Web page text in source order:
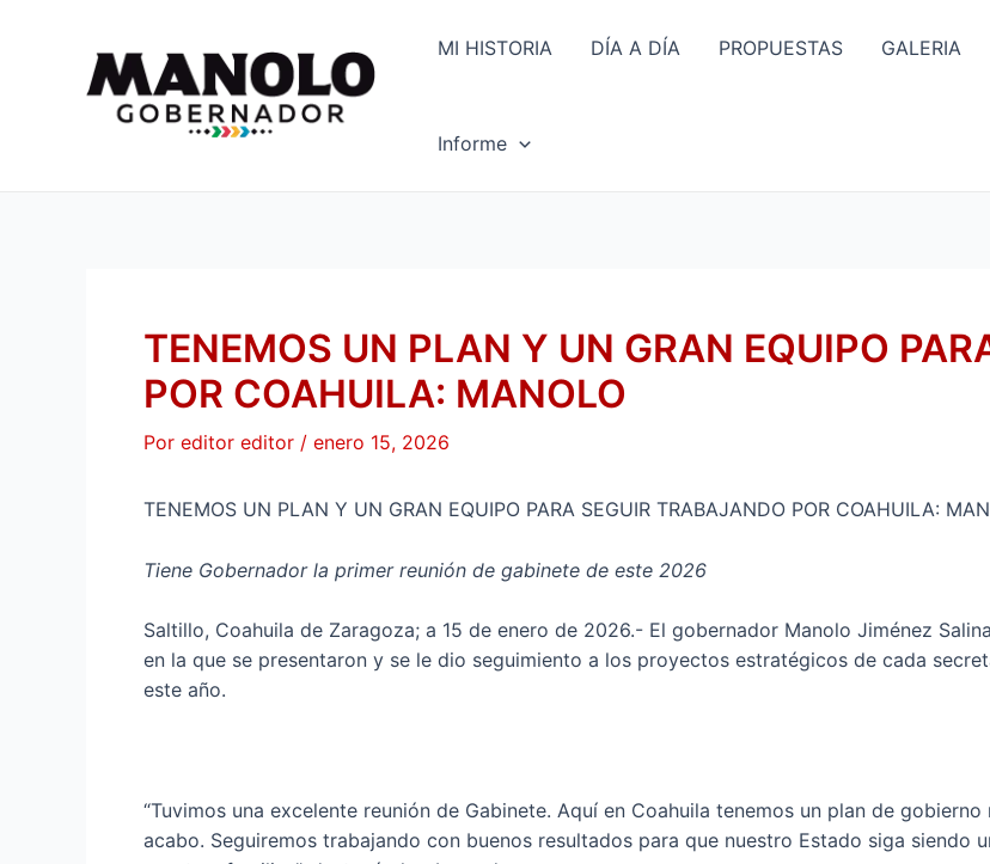
MI HISTORIA DÍA A DÍA PROPUESTAS GALERIA
Informe
TENEMOS UN PLAN Y UN GRAN EQUIPO
POR COAHUILA: MANOLO
Por editor editor / enero 15, 2026
TENEMOS UN PLAN Y UN GRAN EQUIPO PARA SEGUIR TRABAJANDO POR COAHUILA:
Tiene Gobernador la primer reunión de gabinete de este 2026
Saltillo, Coahuila de Zaragoza; a 15 de enero de 2026.- El gobernador Manolo Jiménez
en la que se presentaron y se le dio seguimiento a los proyectos estratégicos de cada
este año.
“Tuvimos una excelente reunión de Gabinete. Aquí en Coahuila tenemos un plan de
acabo. Seguiremos trabajando con buenos resultados para que nuestro Estado siga
entradas